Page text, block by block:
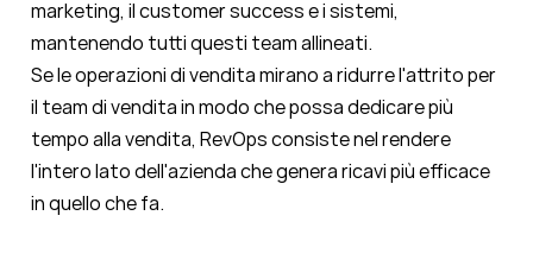
marketing, il customer success e i sistemi,
mantenendo tutti questi team allineati.
Se le operazioni di vendita mirano a ridurre l'attrito per
il team di vendita in modo che possa dedicare più
tempo alla vendita, RevOps consiste nel rendere
l'intero lato dell'azienda che genera ricavi più efficace
in quello che fa.